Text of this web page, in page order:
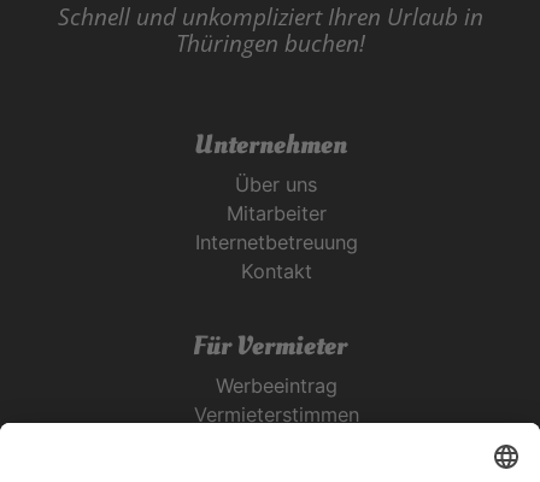
Schnell und unkompliziert Ihren Urlaub in
Thüringen buchen!
Unternehmen
Über uns
Mitarbeiter
Internetbetreuung
Kontakt
Für Vermieter
Werbeeintrag
Vermieterstimmen